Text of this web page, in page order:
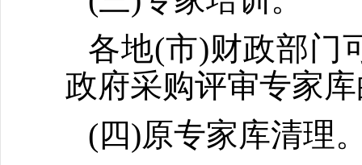
各地(市)财政部门
政府采购评审专家
(四)原专家库清理